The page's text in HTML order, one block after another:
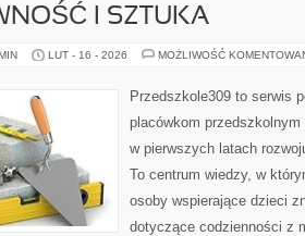
I SZTUKA
LUT - 16 - 2026 MOŻLIWOŚĆ
Przedszkole309 to serwis
placówkom
w pierwszych latach
To centrum wiedzy, w
osoby wspierające dzieci
dotyczące codzienności z